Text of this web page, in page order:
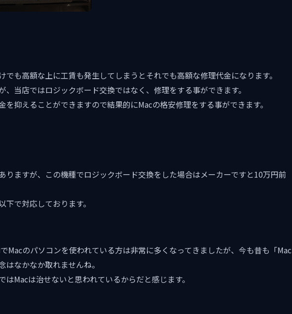
でも高額な上に工賃も発生してしまうとそれでも高額な修理代金になります。
、当店ではロジックボード交換ではなく、修理をする事ができます。
を抑えることができますので結果的にMacの格安修理をする事ができます。
りますが、この機種でロジックボード交換をした場合はメーカーですと10万円前
で対応しております。
Macのパソコンを使われている方は非常に多くなってきましたが、今も昔も「Mac
はなかなか取れませんね。
Macは治せないと思われているからだと感じます。